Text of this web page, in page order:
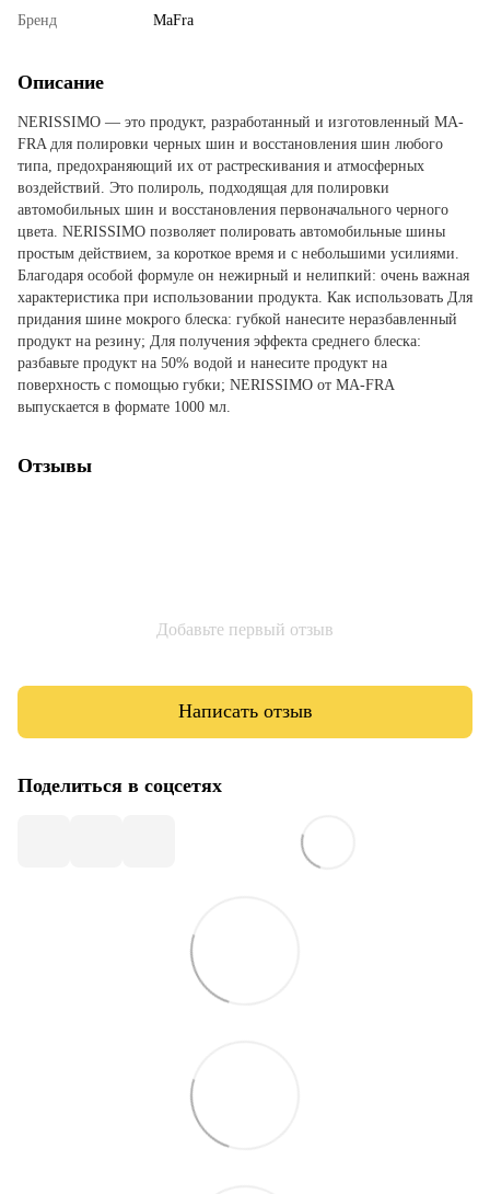
Бренд MaFra
Описание
NERISSIMO — это продукт, разработанный и изготовленный MA-
FRA для полировки черных шин и восстановления шин любого
типа, предохраняющий их от растрескивания и атмосферных
воздействий. Это полироль, подходящая для полировки
автомобильных шин и восстановления первоначального черного
цвета. NERISSIMO позволяет полировать автомобильные шины
простым действием, за короткое время и с небольшими усилиями.
Благодаря особой формуле он нежирный и нелипкий: очень важная
характеристика при использовании продукта. Как использовать Для
придания шине мокрого блеска: губкой нанесите неразбавленный
продукт на резину; Для получения эффекта среднего блеска:
разбавьте продукт на 50% водой и нанесите продукт на
поверхность с помощью губки; NERISSIMO от MA-FRA
выпускается в формате 1000 мл.
Отзывы
Добавьте первый отзыв
Написать отзыв
Поделиться в соцсетях